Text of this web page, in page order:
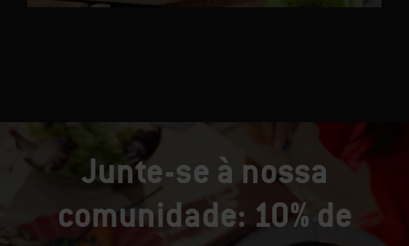
Junte-se à nossa
comunidade: 10% de